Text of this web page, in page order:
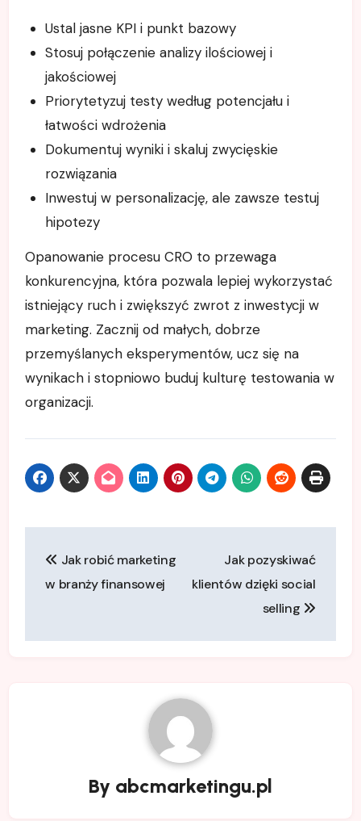
Ustal jasne KPI i punkt bazowy
Stosuj połączenie analizy ilościowej i
jakościowej
Priorytetyzuj testy według potencjału i
łatwości wdrożenia
Dokumentuj wyniki i skaluj zwycięskie
rozwiązania
Inwestuj w personalizację, ale zawsze testuj
hipotezy
Opanowanie procesu CRO to przewaga
konkurencyjna, która pozwala lepiej wykorzystać
istniejący ruch i zwiększyć zwrot z inwestycji w
marketing. Zacznij od małych, dobrze
przemyślanych eksperymentów, ucz się na
wynikach i stopniowo buduj kulturę testowania w
organizacji.
wpisu
Jak robić marketing
w branży finansowej
Jak pozyskiwać
klientów dzięki social
selling
By abcmarketingu.pl